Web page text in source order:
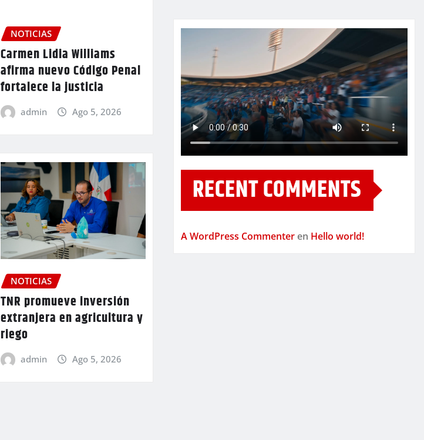
NOTICIAS
Carmen Lidia Williams
afirma nuevo Código Penal
fortalece la justicia
admin Ago 5, 2026
NOTICIAS
TNR promueve inversión
extranjera en agricultura y
riego
admin Ago 5, 2026
RECENT COMMENTS
A WordPress Commenter en Hello world!